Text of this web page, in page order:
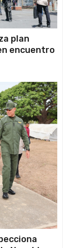
plan
encuentro